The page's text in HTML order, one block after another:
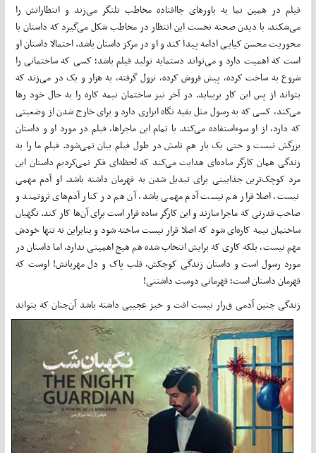
فیلم در همین نما به باورهای جاافتاده مخاطب تلنگر می‌زند و انتظاراتش را
می‌شکند. با دیدن صحنه نخست این انتظار در مخاطب شکل می‌گیرد که داستان با
محوریت محسن کیایی ادامه پیدا کند و او در مرکز داستان باشد. احتمالا داستان او
است که اهمیت دارد و می‌تواند دستمایه تولید فیلم باشد؛ کسی که ساختمانی را
شروع به ساخت کرده، پیش فروش کرده، نزول گرفته، به هزار و یک در می‌زند که
بتواند از پس این کار بربیاید. در آخر نیز ساختمان نیمه کاره را به حال خود رها
می‌کند، کسی که به رسول مثل بقیه نگاه ابزاری دارد و برای خارج شدن از وضعیتی
که دارد، از او سوءاستفاده می‌کند. با تمام این ماجراها، فیلم در مورد او و داستان
بزرگش نیست و حتی یک بار هم نامش در طول فیلم بیان نمی‌شود. فیلم ما را به
زندگی همان کارگر ساده‌ای هدایت می‌کند که لحظه‌ای فکر نمی‌کردیم داستان این
مرد کوچک‌ترین جذابیتی برای تبدیل شدن به قهرمان داشته باشد. او آدم مهمی
نیست، اصلا قرار هم نیست آدم مهمی باشد، آن هم در کنار آدم‌های ثروتمند و
صاحب قدرتی که ماجرا سازند و این کارگر ساده قرار است برای آن‌ها کار کند. نگهبان
ساختمان نیمه کاره‌ای شود که اصلا قرار نیست ساخته شود و بنابراین نه تنها خودش
مهم نیست، بلکه کاری که برایش انتخاب شده هم هیچ اهمیتی ندارد. اما داستان در
مورد رسول است و داستان زندگی کوچکش، قلب پاک و دل مهربانش! اوست که
قهرمان داستان است؛ قهرمانی دوست داشتنی!
زندگی چنین آدمی قرار نیست افت و خیز عجیبی داشته باشد آن‌چنان که بتواند